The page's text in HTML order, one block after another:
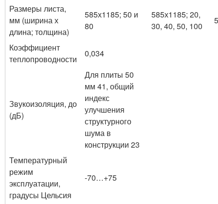
Размеры листа,
мм (ширина х
длина; толщина)
585х1185; 50 и
80
585х1185; 20,
30, 40, 50, 100
Коэффициент
теплопроводности
0,034
Звукоизоляция, до
(дБ)
Для плиты 50
мм 41, общий
индекс
улучшения
структурного
шума в
конструкции 23
Температурный
режим
эксплуатации,
градусы Цельсия
-70…+75